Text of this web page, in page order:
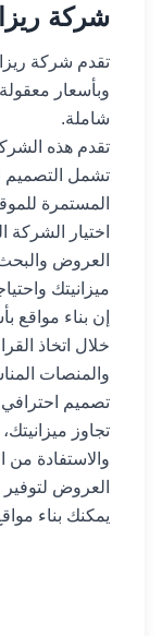
شركة
تقدم شركة
وبأسعار
شاملة.
تقدم هذه
تشمل التصميم
المستمرة
اختيار الشركة
العروض
ميزانيتك
إن بناء مواقع
خلال اتخاذ
والمنصات
تصميم
تجاوز
والاستفادة من
العروض
يمكنك بناء